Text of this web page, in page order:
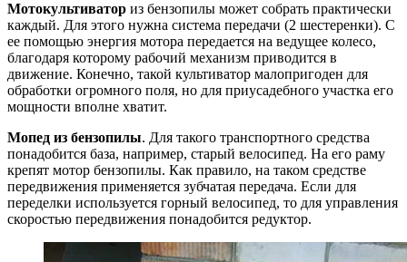
Мотокультиватор из бензопилы может собрать практически
каждый. Для этого нужна система передачи (2 шестеренки). С
ее помощью энергия мотора передается на ведущее колесо,
благодаря которому рабочий механизм приводится в
движение. Конечно, такой культиватор малопригоден для
обработки огромного поля, но для приусадебного участка его
мощности вполне хватит.
Мопед из бензопилы. Для такого транспортного средства
понадобится база, например, старый велосипед. На его раму
крепят мотор бензопилы. Как правило, на таком средстве
передвижения применяется зубчатая передача. Если для
переделки используется горный велосипед, то для управления
скоростью передвижения понадобится редуктор.